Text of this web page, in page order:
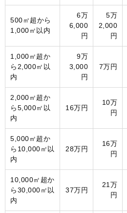
500㎡超から
1,000㎡以内
6万
6,000
円
5万
2,000
円
1,000㎡超か
ら2,000㎡以
内
9万
3,000
円
7万円
2,000㎡超か
ら5,000㎡以
内
16万円
10万
円
5,000㎡超か
ら10,000㎡以
内
28万円
16万
円
10,000㎡超か
ら30,000㎡以
内
37万円
21万
円